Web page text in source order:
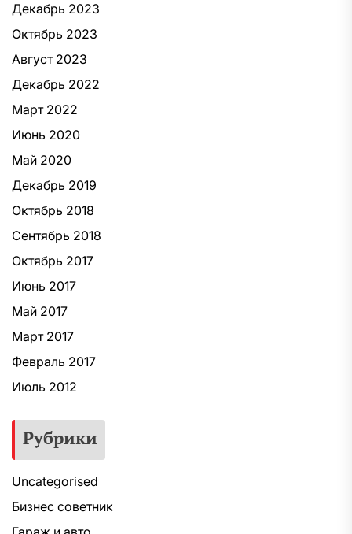
Декабрь 2023
Октябрь 2023
Август 2023
Декабрь 2022
Март 2022
Июнь 2020
Май 2020
Декабрь 2019
Октябрь 2018
Сентябрь 2018
Октябрь 2017
Июнь 2017
Май 2017
Март 2017
Февраль 2017
Июль 2012
Рубрики
Uncategorised
Бизнес советник